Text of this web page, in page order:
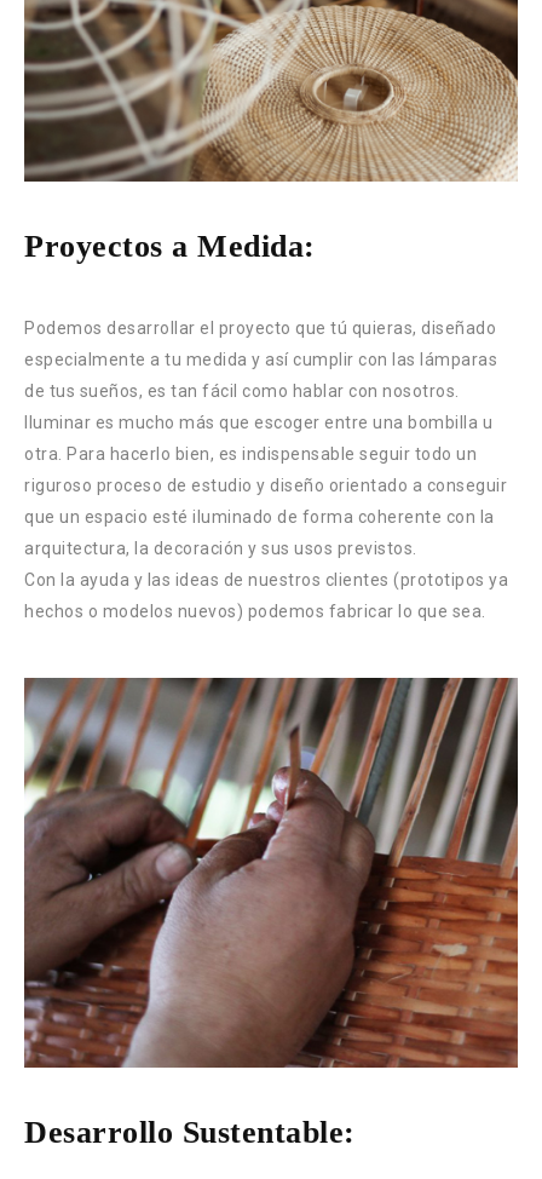
Proyectos a Medida:
Podemos desarrollar el proyecto que tú quieras, diseñado
especialmente a tu medida y así cumplir con las lámparas
de tus sueños, es tan fácil como hablar con nosotros.
Iluminar es mucho más que escoger entre una bombilla u
otra. Para hacerlo bien, es indispensable seguir todo un
riguroso proceso de estudio y diseño orientado a conseguir
que un espacio esté iluminado de forma coherente con la
arquitectura, la decoración y sus usos previstos.
Con la ayuda y las ideas de nuestros clientes (prototipos ya
hechos o modelos nuevos) podemos fabricar lo que sea.
Desarrollo Sustentable: